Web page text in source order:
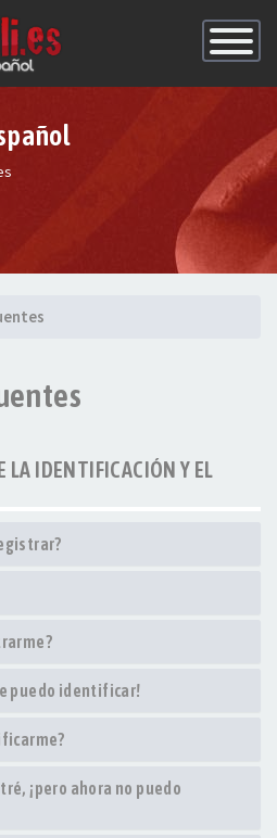
de
LA IDENTIFICACIÓN Y EL
puedo identificar!
¡pero ahora no puedo